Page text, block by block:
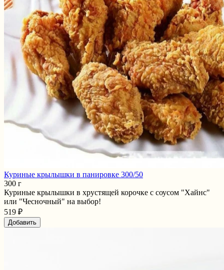
Куриные крылышки в панировке 300/50
300 г
Куриные крылышки в хрустящей корочке с соусом "Хайнс"
или "Чесночный" на выбор!
519 ₽
Добавить